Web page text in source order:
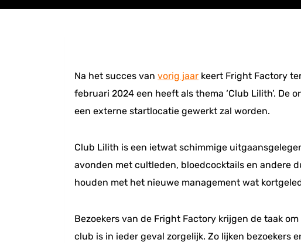
Na het succes van vorig jaar keert Fright Factory
februari 2024 een heeft als thema ‘Club Lilith’.
een externe startlocatie gewerkt zal worden.
Club Lilith is een ietwat schimmige
avonden met cultleden, bloedcocktails en andere
houden met het nieuwe management wat
Bezoekers van de Fright Factory krijgen de taak
club is in ieder geval zorgelijk. Zo lijken bezoekers